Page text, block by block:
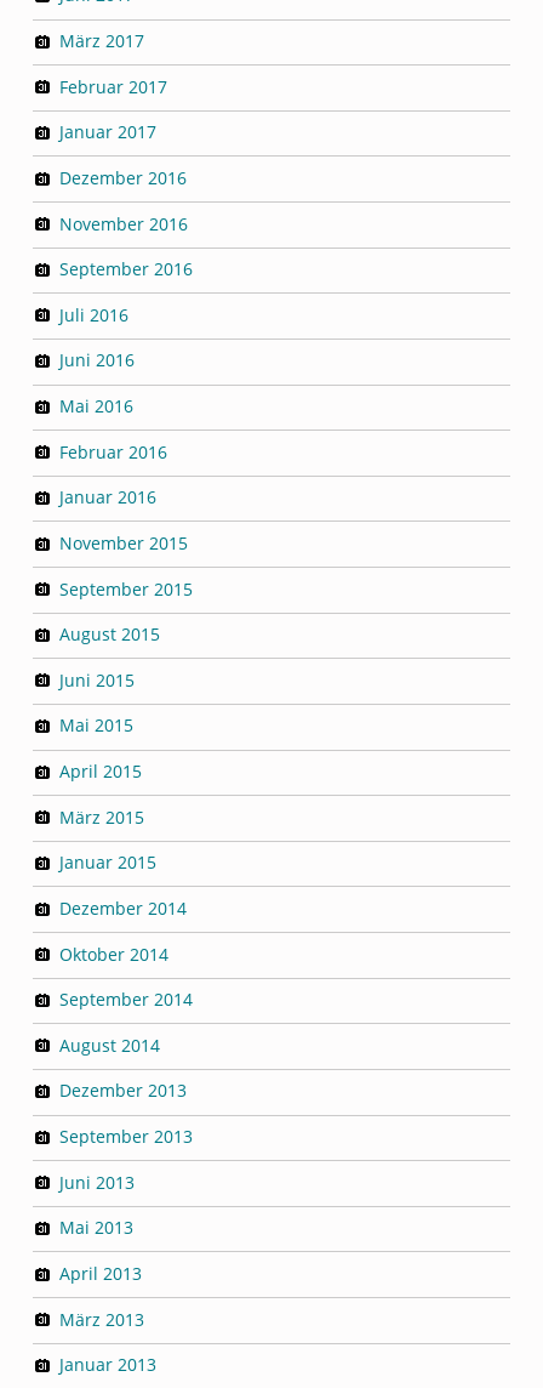
März 2017
Februar 2017
Januar 2017
Dezember 2016
November 2016
September 2016
Juli 2016
Juni 2016
Mai 2016
Februar 2016
Januar 2016
November 2015
September 2015
August 2015
Juni 2015
Mai 2015
April 2015
März 2015
Januar 2015
Dezember 2014
Oktober 2014
September 2014
August 2014
Dezember 2013
September 2013
Juni 2013
Mai 2013
April 2013
März 2013
Januar 2013